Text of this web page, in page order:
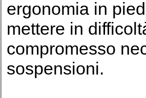
ergonomia in
mettere in
compromesso
sospensioni.